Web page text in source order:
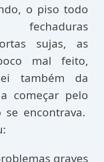
o piso todo
fechaduras
sujas, as
mal feito,
também da
começar pelo
encontrava.
graves